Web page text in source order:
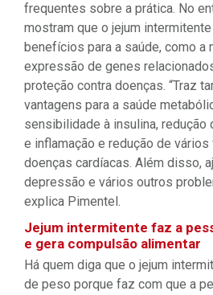
frequentes sobre a prática. No
mostram que o jejum
benefícios para a saúde, como a
expressão de genes
proteção contra doenças. “Traz
vantagens para a saúde
sensibilidade à insulina,
e inflamação e redução de
doenças cardíacas. Além disso,
depressão e vários outros
explica Pimentel.
Jejum intermitente faz a
e gera compulsão alimentar
Há quem diga que o jejum
de peso porque faz com que a